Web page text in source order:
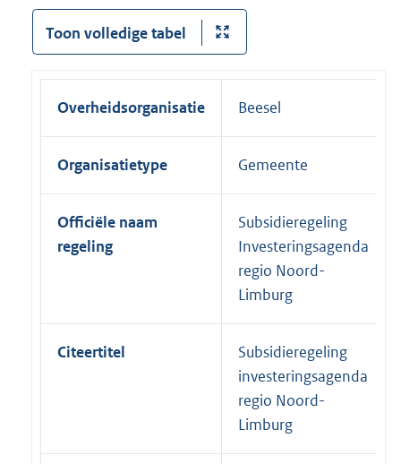
Toon volledige tabel
Overheidsorganisatie Beesel
Organisatietype Gemeente
Officiële naam
regeling
Subsidieregeling
Investeringsagenda
regio Noord-
Limburg
Citeertitel
Subsidieregeling
investeringsagenda
regio Noord-
Limburg